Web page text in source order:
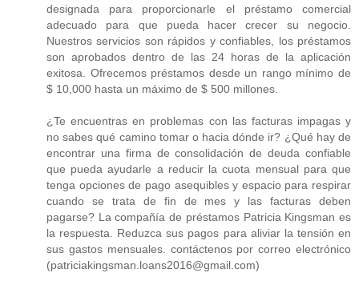
designada para proporcionarle el préstamo comercial
adecuado para que pueda hacer crecer su negocio.
Nuestros servicios son rápidos y confiables, los préstamos
son aprobados dentro de las 24 horas de la aplicación
exitosa. Ofrecemos préstamos desde un rango mínimo de
$ 10,000 hasta un máximo de $ 500 millones.
¿Te encuentras en problemas con las facturas impagas y
no sabes qué camino tomar o hacia dónde ir? ¿Qué hay de
encontrar una firma de consolidación de deuda confiable
que pueda ayudarle a reducir la cuota mensual para que
tenga opciones de pago asequibles y espacio para respirar
cuando se trata de fin de mes y las facturas deben
pagarse? La compañía de préstamos Patricia Kingsman es
la respuesta. Reduzca sus pagos para aliviar la tensión en
sus gastos mensuales. contáctenos por correo electrónico
(patriciakingsman.loans2016@gmail.com)